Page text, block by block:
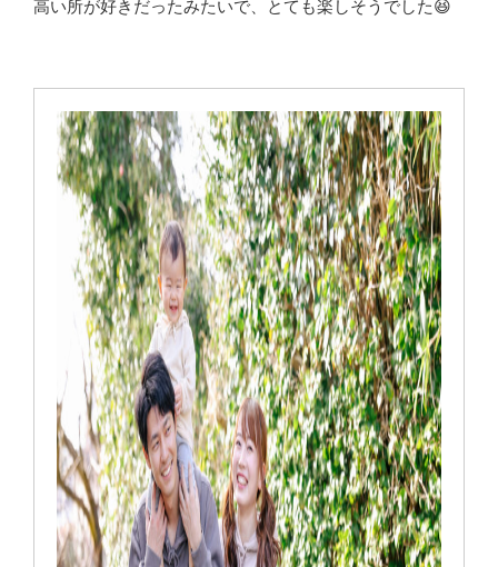
高い所が好きだったみたいで、とても楽しそうでした😆